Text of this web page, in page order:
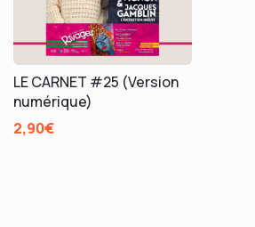
LE CARNET #25 (Version
numérique)
2,90€